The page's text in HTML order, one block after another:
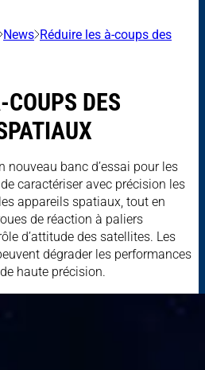
News Réduire les à-coups des
COUPS DES
nouveau banc d’essai pour les
caractériser avec précision les
appareils spatiaux, tout en
de réaction à paliers
d’attitude des satellites. Les
dégrader les performances
haute précision.